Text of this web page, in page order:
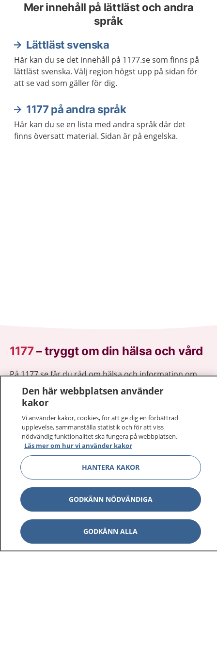
Mer innehåll på lättläst och andra
språk
Lättläst svenska
Här kan du se det innehåll på 1177.se som finns på
lättläst svenska. Välj region högst upp på sidan för
att se vad som gäller för dig.
1177 på andra språk
Här kan du se en lista med andra språk där det
finns översatt material. Sidan är på engelska.
1177–tryggt om din hälsa och vård
På 1177.se får du råd om hälsa och information om
sjukdomar och vilka mottagningar du kan kontakta.
Logga in för att läsa din journal och göra dina
vårdärenden. Ring telefonnummer 1177 för
sjukvårdsrådgivning dygnet runt.
1177 ger dig råd när du vill må bättre.
1177 på flera språk Visa
Om 1177 Visa
Kontakt Visa
Den här webbplatsen använder
kakor
Vi använder kakor, cookies, för att ge dig en förbättrad
upplevelse, sammanställa statistik och för att viss
nödvändig funktionalitet ska fungera på webbplatsen.
Läs mer om hur vi använder kakor
HANTERA KAKOR
GODKÄNN NÖDVÄNDIGA
GODKÄNN ALLA